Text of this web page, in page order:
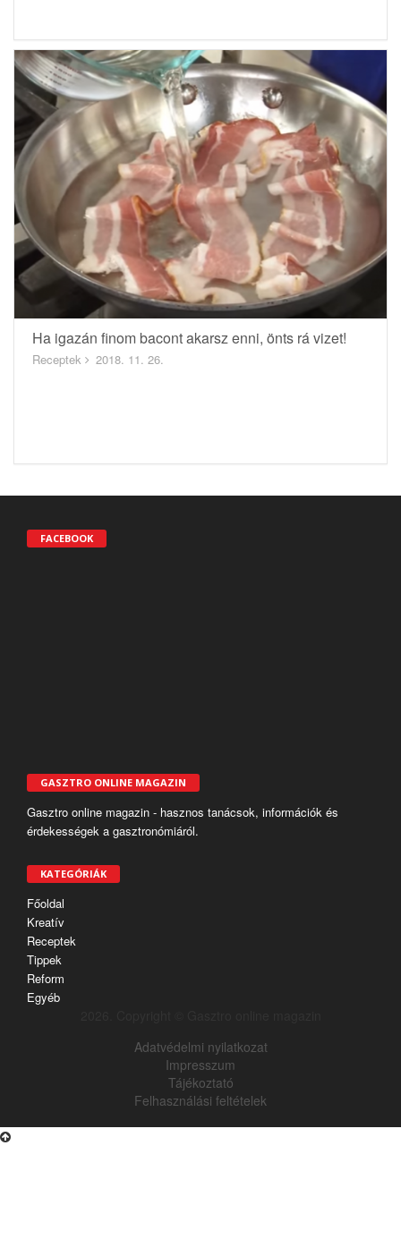
Ha igazán finom bacont akarsz enni, önts rá vizet!
Receptek 2018. 11. 26.
FACEBOOK
GASZTRO ONLINE MAGAZIN
Gasztro online magazin - hasznos tanácsok, információk és
érdekességek a gasztronómiáról.
KATEGÓRIÁK
Főoldal
Kreatív
Receptek
Tippek
Reform
Egyéb
Adatvédelmi nyilatkozat
Impresszum
Tájékoztató
Felhasználási feltételek